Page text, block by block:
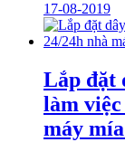
17-08-2019
Lắp đặt
làm việc
máy